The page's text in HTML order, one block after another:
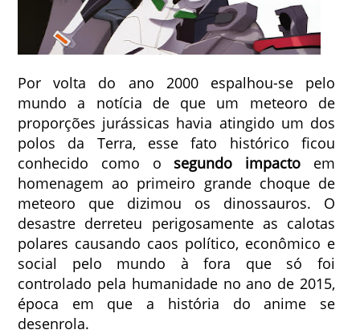
Por volta do ano 2000 espalhou-se pelo
mundo a notícia de que um meteoro de
proporções jurássicas havia atingido um dos
polos da Terra, esse fato histórico ficou
conhecido como o segundo impacto em
homenagem ao primeiro grande choque de
meteoro que dizimou os dinossauros. O
desastre derreteu perigosamente as calotas
polares causando caos político, econômico e
social pelo mundo à fora que só foi
controlado pela humanidade no ano de 2015,
época em que a história do anime se
desenrola.